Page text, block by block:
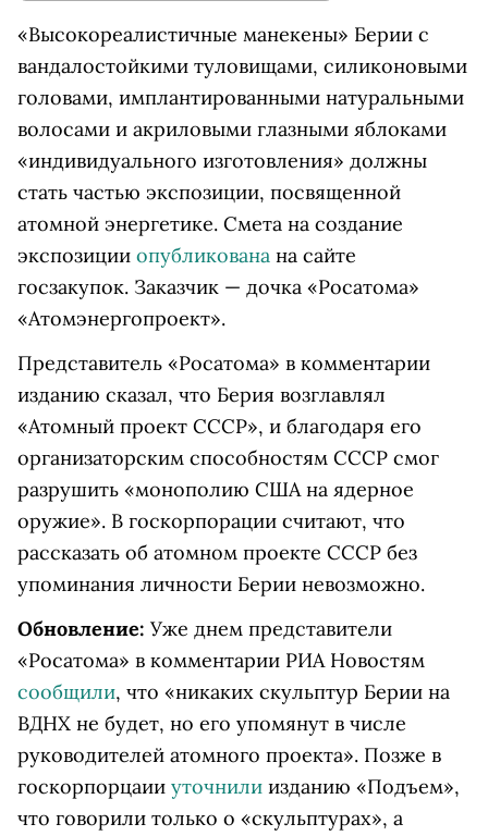
«Высокореалистичные манекены» Берии с
вандалостойкими туловищами, силиконовыми
головами, имплантированными натуральными
волосами и акриловыми глазными яблоками
«индивидуального изготовления» должны
стать частью экспозиции, посвященной
атомной энергетике. Смета на создание
экспозиции опубликована на сайте
госзакупок. Заказчик — дочка «Росатома»
«Атомэнергопроект».
Представитель «Росатома» в комментарии
изданию сказал, что Берия возглавлял
«Атомный проект СССР», и благодаря его
организаторским способностям СССР смог
разрушить «монополию США на ядерное
оружие». В госкорпорации считают, что
рассказать об атомном проекте СССР без
упоминания личности Берии невозможно.
Обновление: Уже днем представители
«Росатома» в комментарии РИА Новостям
сообщили, что «никаких скульптур Берии на
ВДНХ не будет, но его упомянут в числе
руководителей атомного проекта». Позже в
госкорпорцаии уточнили изданию «Подъем»,
что говорили только о «скульптурах», а